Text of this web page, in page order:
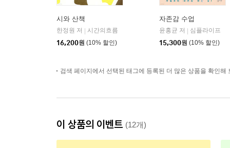
시와 산책
한정원 저
시간의흐름
16,200원 (10% 할인)
자존감 수업
윤홍균 저
심플라이프
15,300원 (10% 할인)
검색 페이지에서 선택된 태그에 등록된 더 많은 상품을 확인해
이 상품의 이벤트 (12개)